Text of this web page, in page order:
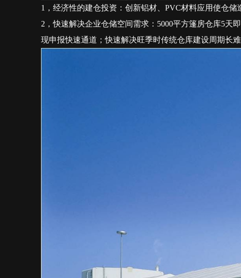
1 ，经济性的建仓投资：创新铝材、 PVC材料应用使仓储
2 ，快速解决企业仓储空间需求： 5000平方篷房仓库5天
现申报快速通道；快速解决旺季时传统仓库建设周期长